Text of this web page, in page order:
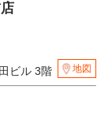
ビル 3階
地図